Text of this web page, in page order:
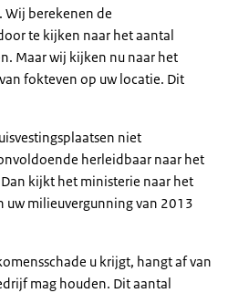
Wij berekenen de
te kijken naar het aantal
Maar wij kijken nu naar het
fokteven op uw locatie. Dit
niet
herleidbaar naar het
kijkt het ministerie naar het
milieuvergunning van 2013
u krijgt, hangt af van
mag houden. Dit aantal